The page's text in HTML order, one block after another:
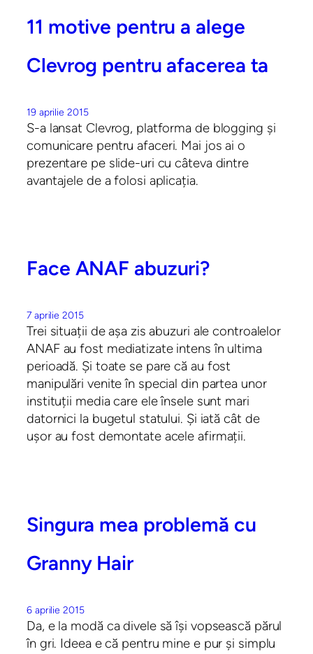
11 motive pentru a alege
Clevrog pentru afacerea ta
19 aprilie 2015
S-a lansat Clevrog, platforma de blogging și
comunicare pentru afaceri. Mai jos ai o
prezentare pe slide-uri cu câteva dintre
avantajele de a folosi aplicația.
Face ANAF abuzuri?
7 aprilie 2015
Trei situații de așa zis abuzuri ale controalelor
ANAF au fost mediatizate intens în ultima
perioadă. Și toate se pare că au fost
manipulări venite în special din partea unor
instituții media care ele însele sunt mari
datornici la bugetul statului. Și iată cât de
ușor au fost demontate acele afirmații.
Singura mea problemă cu
Granny Hair
6 aprilie 2015
Da, e la modă ca divele să își vopsească părul
în gri. Ideea e că pentru mine e pur și simplu